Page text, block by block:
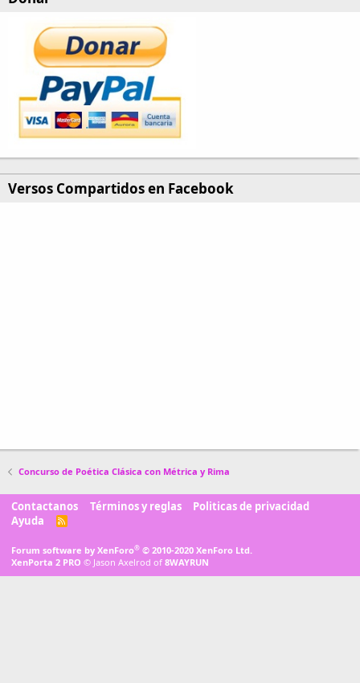
Versos Compartidos en Facebook
Concurso de Poética Clásica con Métrica y Rima
Contactanos Términos y reglas
Politicas de privacidad
Ayuda
R
Forum software by XenForo® © 2010-2020 XenForo Ltd.
XenPorta 2 PRO © Jason Axelrod of 8WAYRUN